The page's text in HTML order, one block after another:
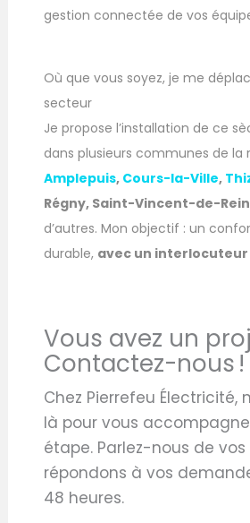
gestion connectée de vos
Où que vous soyez, je me
secteur
Je propose l’installation de ce
dans plusieurs communes de la
Amplepuis, Cours-la-Ville,
Régny, Saint-Vincent-de-
d’autres. Mon objectif : un
durable, avec un interlocuteur
Vous avez un
Contactez-nous !
Chez Pierrefeu Électricité,
là pour vous
étape. Parlez-nous de vos
répondons à vos
48 heures.